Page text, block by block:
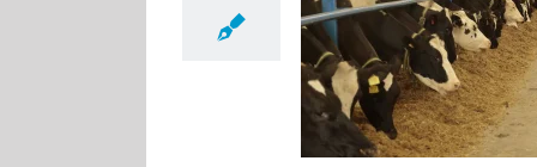
сиырлардағы месқарын ацидозы